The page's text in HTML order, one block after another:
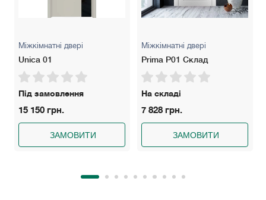
Міжкімнатні двері
Unica 01
Під замовлення
15 150 грн.
ЗАМОВИТИ
Міжкімнатні двері
Prima P01 Склад
На складі
7 828 грн.
ЗАМОВИТИ